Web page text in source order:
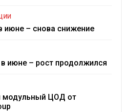
июне – снова снижение
июне – рост продолжился
ЦОД от